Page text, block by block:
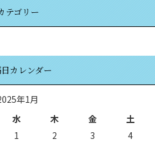
テゴリー
カレンダー
年1月
水 木 金 土
1 2 3
4